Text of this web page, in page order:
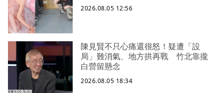
2026.08.05 12:56
陳見賢不只心痛還很怒！疑遭「設
局」難消氣、地方拱再戰 竹北靠攏
白營留懸念
2026.08.05 18:34